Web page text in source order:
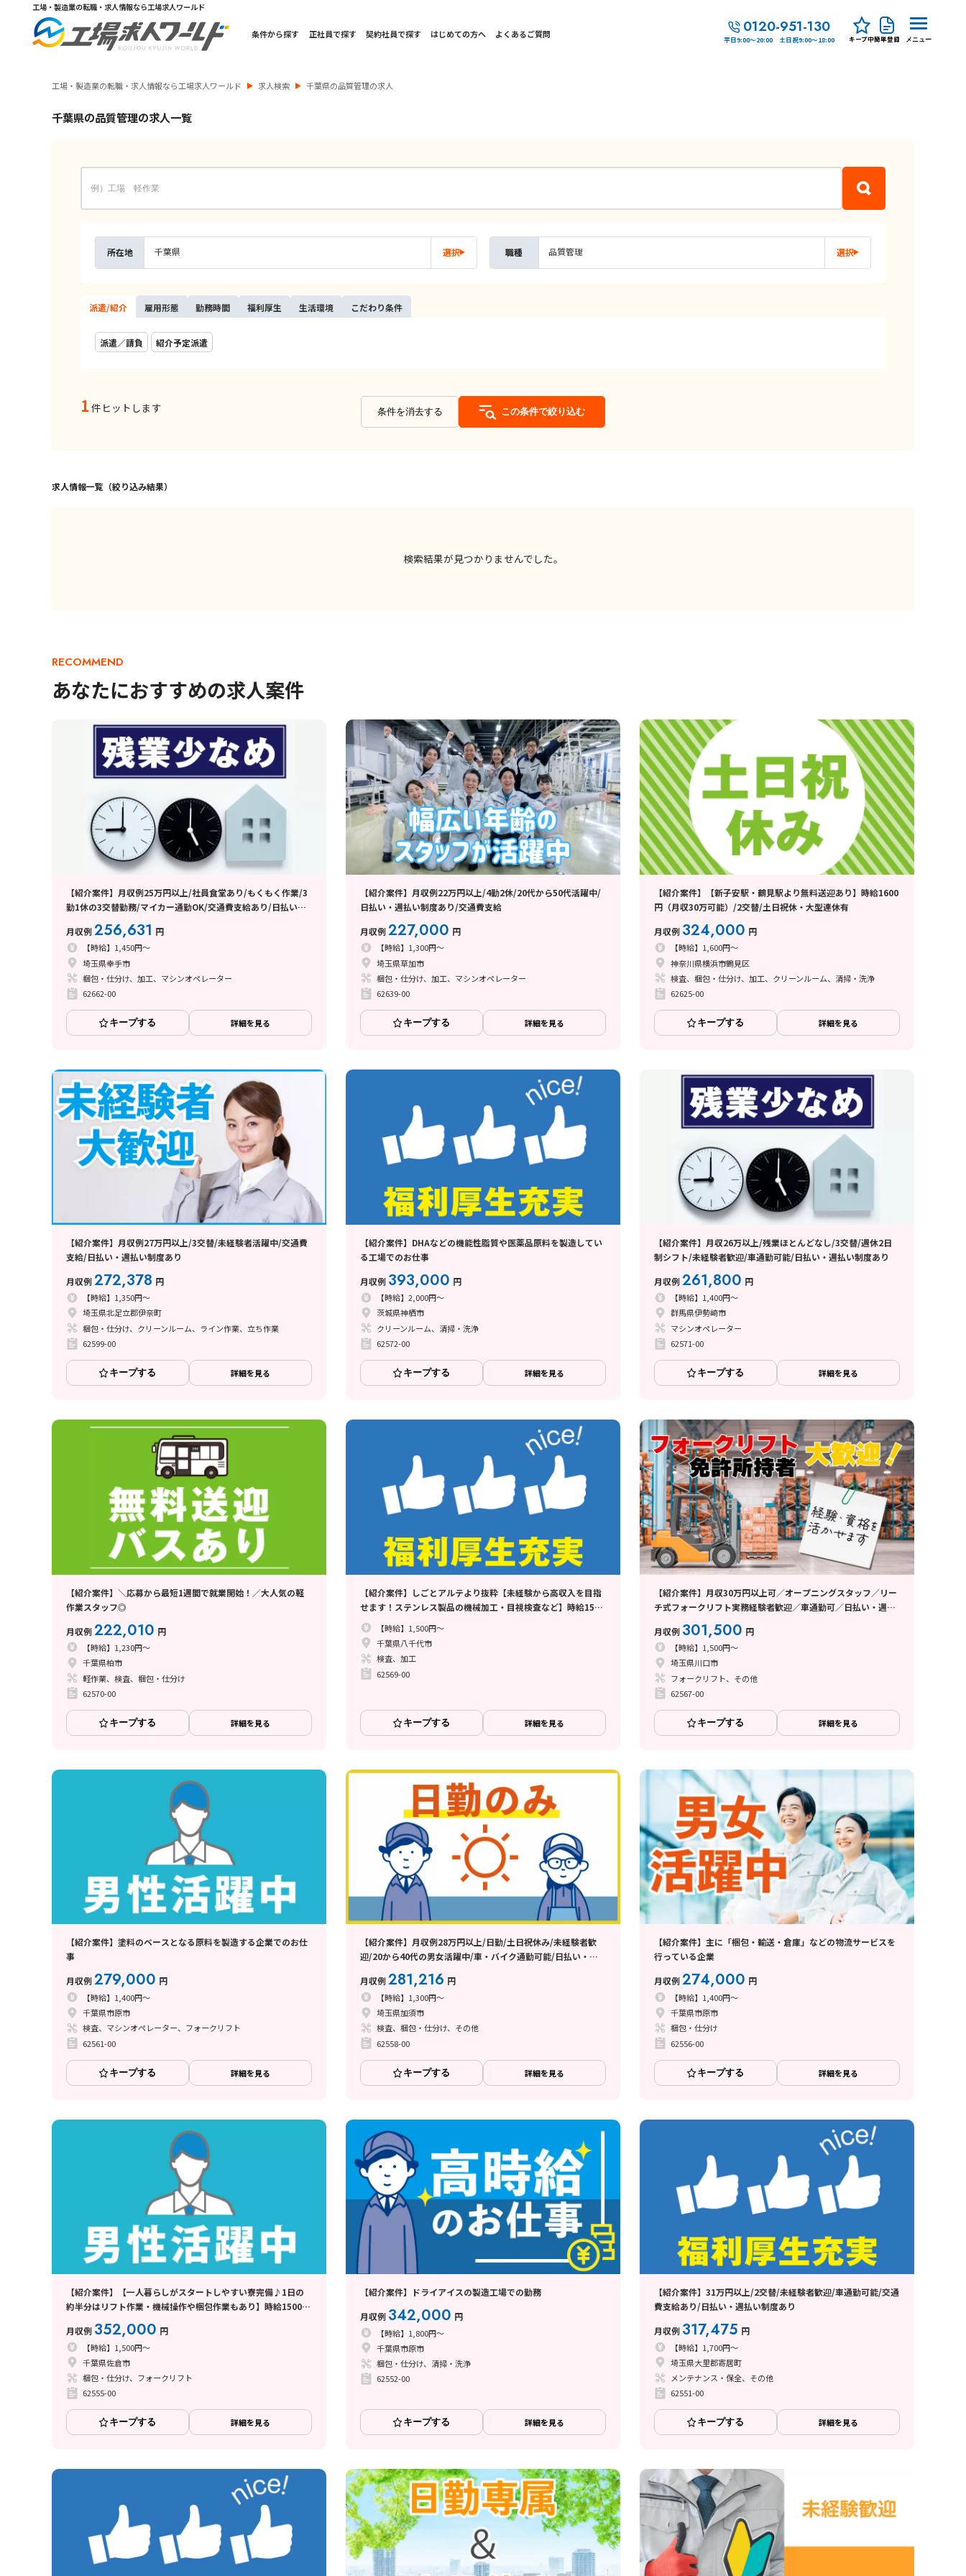
工場・製造業の転職・求人情報なら工場求人ワールド
条件から探す 正社員で探す 契約社員で探す はじめての方へ よくあるご質問 0120-951-130
平日9:00～20:00 土日祝9:00～18:00 キープ中簡単登録 メニュー
工場・製造業の転職・求人情報なら工場求人ワールド 求人検索 千葉県の品質管理の求人
千葉県の品質管理の求人一覧
所在地 千葉県 選択 職種 品質管理 選択
派遣/紹介 雇用形態 勤務時間 福利厚生 生活環境 こだわり条件
派遣／請負 紹介予定派遣
1 件ヒットします 条件を消去する この条件で絞り込む
求人情報一覧（絞り込み結果）
検索結果が見つかりませんでした。
RECOMMEND
あなたにおすすめの求人案件
【紹介案件】月収例25万円以上/社員食堂あり/もくもく作業/3
勤1休の3交替勤務/マイカー通勤OK/交通費支給あり/日払い・
月収例256,631 円
【時給】1,450円～
埼玉県幸手市
梱包・仕分け、加工、マシンオペレーター
62662-00
キープする 詳細を見る
【紹介案件】月収例22万円以上/4勤2休/20代から50代活躍中/
日払い・週払い制度あり/交通費支給
月収例227,000 円
【時給】1,300円～
埼玉県草加市
梱包・仕分け、加工、マシンオペレーター
62639-00
キープする 詳細を見る
【紹介案件】【新子安駅・鶴見駅より無料送迎あり】時給1600
円（月収30万可能）/2交替/土日祝休・大型連休有
月収例 324,000 円
【時給】1,600円～
神奈川県横浜市鶴見区
検査、梱包・仕分け、加工、クリーンルーム、清掃・洗浄
62625-00
キープする 詳細を見る
【紹介案件】月収例27万円以上/3交替/未経験者活躍中/交通費
支給/日払い・週払い制度あり
月収例272,378 円
【時給】1,350円～
埼玉県北足立郡伊奈町
梱包・仕分け、クリーンルーム、ライン作業、立ち作業
62599-00
キープする 詳細を見る
【紹介案件】DHAなどの機能性脂質や医薬品原料を製造してい
る工場でのお仕事
月収例 393,000 円
【時給】2,000円～
茨城県神栖市
クリーンルーム、清掃・洗浄
62572-00
キープする 詳細を見る
【紹介案件】月収26万以上/残業ほとんどなし/3交替/週休2日
制シフト/未経験者歓迎/車通勤可能/日払い・週払い制度あり
月収例261,800 円
【時給】1,400円～
群馬県伊勢崎市
マシンオペレーター
62571-00
キープする 詳細を見る
【紹介案件】＼応募から最短1週間で就業開始！／大人気の軽
作業スタッフ◎
月収例222,010 円
【時給】1,230円～
千葉県柏市
軽作業、検査、梱包・仕分け
62570-00
キープする 詳細を見る
【紹介案件】しごとアルテより抜粋【未経験から高収入を目指
せます！ステンレス製品の機械加工・目視検査など】時給1500
円//寮完備/土日休み/月収例33.7万円でしっかり稼げる♪
【時給】1,500円～
千葉県八千代市
検査、加工
62569-00
キープする 詳細を見る
【紹介案件】月収30万円以上可／オープニングスタッフ／リー
チ式フォークリフト実務経験者歓迎／車通勤可／日払い・週払
月収例 301,500 円
【時給】1,500円～
埼玉県川口市
フォークリフト、その他
62567-00
キープする 詳細を見る
【紹介案件】塗料のベースとなる原料を製造する企業でのお仕
事
月収例279,000 円
【時給】1,400円～
千葉県市原市
検査、マシンオペレーター、フォークリフト
62561-00
キープする 詳細を見る
【紹介案件】月収例28万円以上/日勤/土日祝休み/未経験者歓
迎/20から40代の男女活躍中/車・バイク通勤可能/日払い・週
払い制度あり
月収例281,216 円
【時給】1,300円～
埼玉県加須市
検査、梱包・仕分け、その他
62558-00
キープする 詳細を見る
【紹介案件】主に「梱包・輸送・倉庫」などの物流サービスを
行っている企業
月収例274,000 円
【時給】1,400円～
千葉県市原市
梱包・仕分け
62556-00
キープする 詳細を見る
【紹介案件】【一人暮らしがスタートしやすい寮完備♪1日の
約半分はリフト作業・機械操作や梱包作業もあり】時給1500
月収例 352,000 円
【時給】1,500円～
千葉県佐倉市
梱包・仕分け、フォークリフト
62555-00
キープする 詳細を見る
【紹介案件】ドライアイスの製造工場での勤務
月収例 342,000 円
【時給】1,800円～
千葉県市原市
梱包・仕分け、清掃・洗浄
62552-00
キープする 詳細を見る
【紹介案件】31万円以上/2交替/未経験者歓迎/車通勤可能/交通
費支給あり/日払い・週払い制度あり
月収例 317,475 円
【時給】1,700円～
埼玉県大里郡寄居町
メンテナンス・保全、その他
62551-00
キープする 詳細を見る